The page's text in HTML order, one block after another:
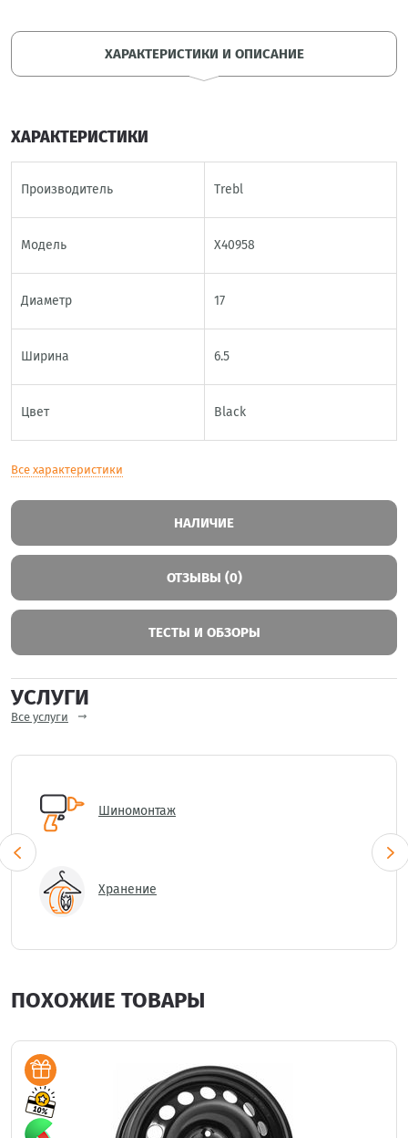
ХАРАКТЕРИСТИКИ И ОПИСАНИЕ
ХАРАКТЕРИСТИКИ
Производитель Trebl
Модель X40958
Диаметр 17
Ширина 6.5
Цвет Black
Все характеристики
НАЛИЧИЕ
ОТЗЫВЫ (0)
ТЕСТЫ И ОБЗОРЫ
УСЛУГИ
Все услуги
Шиномонтаж
Хранение
ПОХОЖИЕ ТОВАРЫ